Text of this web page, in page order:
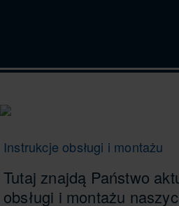
Instrukcje obsługi i montażu
Tutaj znajdą Państwo
obsługi i montażu